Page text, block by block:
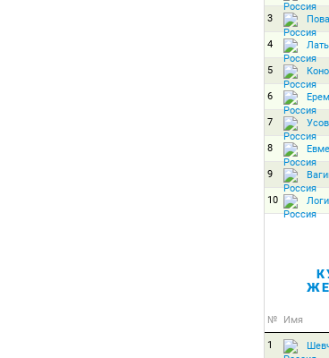
3
4
5
6
7
8
9
10
№ Имя
1